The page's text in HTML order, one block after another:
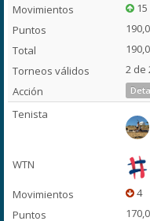
15
2 de
4